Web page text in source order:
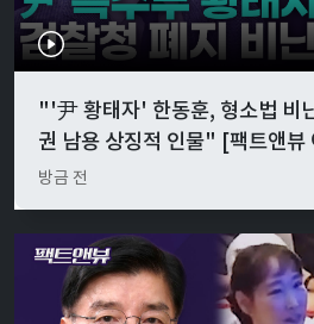
"'尹 황태자' 한동훈, 형소법 비
권 남용 상징적 인물" [팩트앤뷰
방금 전